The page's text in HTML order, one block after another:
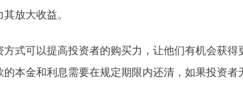
放大收益。
方式可以提高投资者的购买力，让他们有机会获
的本金和利息需要在规定期限内还清，如果投资